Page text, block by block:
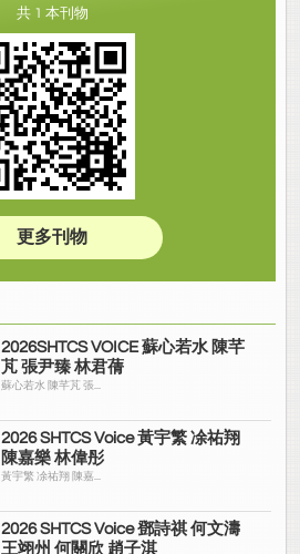
共 1 本刊物
更多刊物
2026SHTCS VOICE 蘇心若水 陳芊
芃 張尹臻 林君蒨
蘇心若水 陳芊芃 張...
2026 SHTCS Voice 黃宇繁 凃祐翔
陳嘉樂 林偉彤
黃宇繁 凃祐翔 陳嘉...
2026 SHTCS Voice 鄧詩祺 何文濤
王翊州 何關欣 趙子淇